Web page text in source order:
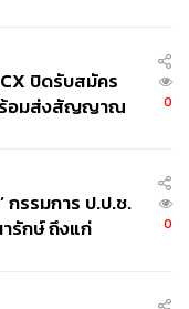
ปิดรับสมัคร
ร้อมส่งสัญญาณ
0
กรรมการ ป.ป.ช.
รักษ์ ถึงแก่
0